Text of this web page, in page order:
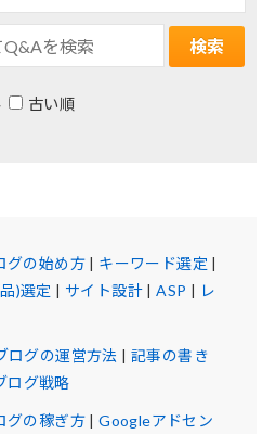
古い順
グの始め方| キーワード選定 |
)選定 | サイト設計|ASP | レ
ログの運営方法 | 記事の書き
ログ戦略
グの稼ぎ方|Googleアドセン